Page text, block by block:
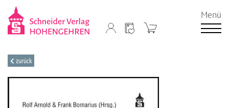
Menü
zurück